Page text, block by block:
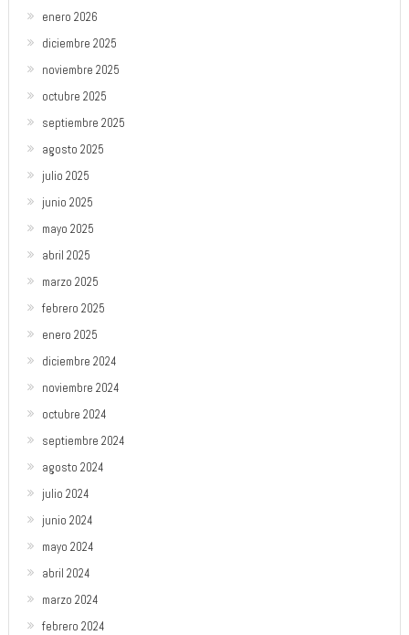
enero 2026
diciembre 2025
noviembre 2025
octubre 2025
septiembre 2025
agosto 2025
julio 2025
junio 2025
mayo 2025
abril 2025
marzo 2025
febrero 2025
enero 2025
diciembre 2024
noviembre 2024
octubre 2024
septiembre 2024
agosto 2024
julio 2024
junio 2024
mayo 2024
abril 2024
marzo 2024
febrero 2024